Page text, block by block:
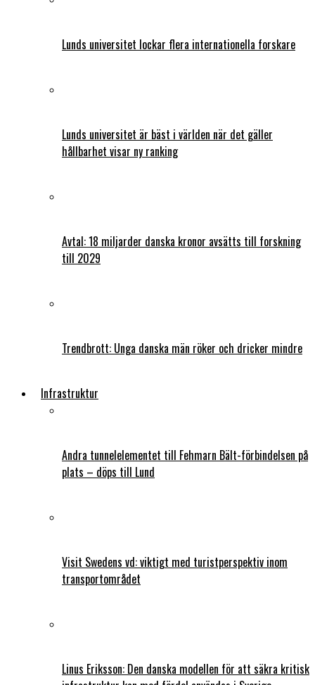
Lunds universitet lockar flera internationella forskare
Lunds universitet är bäst i världen när det gäller
hållbarhet visar ny ranking
Avtal: 18 miljarder danska kronor avsätts till forskning
till 2029
Trendbrott: Unga danska män röker och dricker mindre
Infrastruktur
Andra tunnelelementet till Fehmarn Bält-förbindelsen på
plats – döps till Lund
Visit Swedens vd: viktigt med turistperspektiv inom
transportområdet
Linus Eriksson: Den danska modellen för att säkra kritisk